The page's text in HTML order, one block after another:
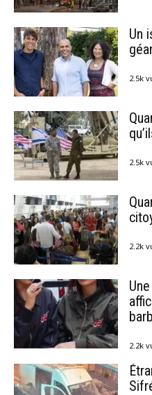
Un
2.5k
2.5k
2.2k
2.2k